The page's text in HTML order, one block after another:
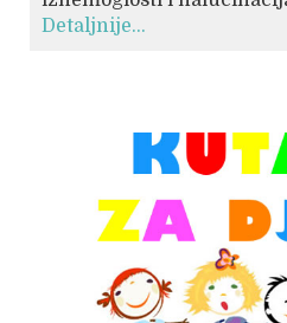
Detaljnije...